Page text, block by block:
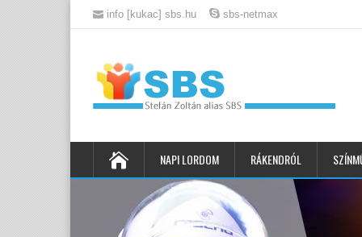
info [kukac] sbs.hu sbs-netmax
NAPI LORDOM RÁKENDRÓL